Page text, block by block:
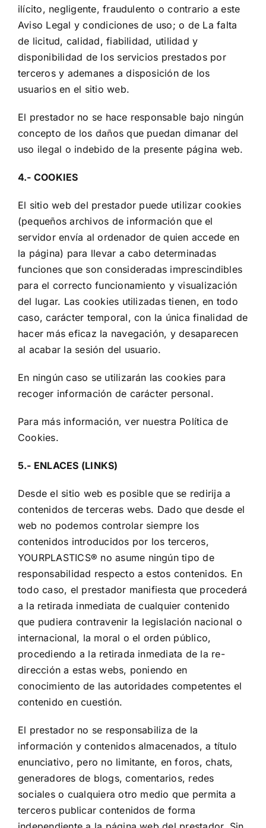
ilícito, negligente, fraudulento o contrario a este
Aviso Legal y condiciones de uso; o de La falta
de licitud, calidad, fiabilidad, utilidad y
disponibilidad de los servicios prestados por
terceros y ademanes a disposición de los
usuarios en el sitio web.
El prestador no se hace responsable bajo ningún
concepto de los daños que puedan dimanar del
uso ilegal o indebido de la presente página web.
4.- COOKIES
El sitio web del prestador puede utilizar cookies
(pequeños archivos de información que el
servidor envía al ordenador de quien accede en
la página) para llevar a cabo determinadas
funciones que son consideradas imprescindibles
para el correcto funcionamiento y visualización
del lugar. Las cookies utilizadas tienen, en todo
caso, carácter temporal, con la única finalidad de
hacer más eficaz la navegación, y desaparecen
al acabar la sesión del usuario.
En ningún caso se utilizarán las cookies para
recoger información de carácter personal.
Para más información, ver nuestra Política de
Cookies.
5.- ENLACES (LINKS)
Desde el sitio web es posible que se redirija a
contenidos de terceras webs. Dado que desde el
web no podemos controlar siempre los
contenidos introducidos por los terceros,
YOURPLASTICS® no asume ningún tipo de
responsabilidad respecto a estos contenidos. En
todo caso, el prestador manifiesta que procederá
a la retirada inmediata de cualquier contenido
que pudiera contravenir la legislación nacional o
internacional, la moral o el orden público,
procediendo a la retirada inmediata de la re-
dirección a estas webs, poniendo en
conocimiento de las autoridades competentes el
contenido en cuestión.
El prestador no se responsabiliza de la
información y contenidos almacenados, a título
enunciativo, pero no limitante, en foros, chats,
generadores de blogs, comentarios, redes
sociales o cualquiera otro medio que permita a
terceros publicar contenidos de forma